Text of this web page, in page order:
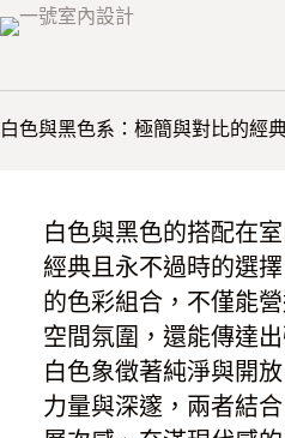
跳
內
白色與黑色系：極簡與對比的經
白色與黑色的搭配在
經典且永不過時的選
的色彩組合，不僅能
空間氛圍，還能傳達
白色象徵著純淨與開
力量與深邃，兩者結